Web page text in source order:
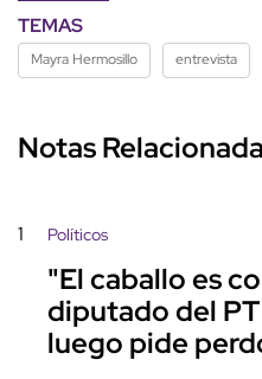
TEMAS
Mayra Hermosillo entrevista
Notas
1 Políticos
"El caballo es
diputado del
luego pide